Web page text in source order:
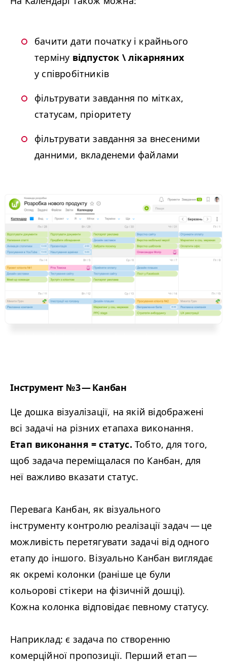
бачити дати початку і крайнього
терміну відпусток \ лікарняних
у співробітників
фільтрувати завдання по мітках,
статусам, пріоритету
фільтрувати завдання за внесеними
данними, вкладенеми файлами
Інструмент №3 — Канбан
Це дошка візуалізації, на якій відображені
всі задачі на різних етапаха виконання.
Етап виконання = статус. Тобто, для того,
щоб задача переміщалася по Канбан, для
неї важливо вказати статус.
Перевага Канбан, як візуального
інструменту контролю реалізації задач — це
можливість перетягувати задачі від одного
етапу до іншого. Візуально Канбан виглядає
як окремі колонки (раніше це були
кольорові стікери на фізичній дошці).
Кожна колонка відповідає певному статусу.
Наприклад: є задача по створенню
комерційної пропозиції. Перший етап —